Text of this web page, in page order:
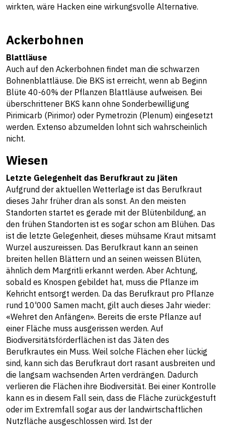
wirkten, wäre Hacken eine wirkungsvolle Alternative.
Ackerbohnen
Blattläuse
Auch auf den Ackerbohnen findet man die schwarzen
Bohnenblattläuse. Die BKS ist erreicht, wenn ab Beginn
Blüte 40-60% der Pflanzen Blattläuse aufweisen. Bei
überschrittener BKS kann ohne Sonderbewilligung
Pirimicarb (Pirimor) oder Pymetrozin (Plenum) eingesetzt
werden. Extenso abzumelden lohnt sich wahrscheinlich
nicht.
Wiesen
Letzte Gelegenheit das Berufkraut zu jäten
Aufgrund der aktuellen Wetterlage ist das Berufkraut
dieses Jahr früher dran als sonst. An den meisten
Standorten startet es gerade mit der Blütenbildung, an
den frühen Standorten ist es sogar schon am Blühen. Das
ist die letzte Gelegenheit, dieses mühsame Kraut mitsamt
Wurzel auszureissen. Das Berufkraut kann an seinen
breiten hellen Blättern und an seinen weissen Blüten,
ähnlich dem Margritli erkannt werden. Aber Achtung,
sobald es Knospen gebildet hat, muss die Pflanze im
Kehricht entsorgt werden. Da das Berufkraut pro Pflanze
rund 10'000 Samen macht, gilt auch dieses Jahr wieder:
«Wehret den Anfängen». Bereits die erste Pflanze auf
einer Fläche muss ausgerissen werden. Auf
Biodiversitätsförderflächen ist das Jäten des
Berufkrautes ein Muss. Weil solche Flächen eher lückig
sind, kann sich das Berufkraut dort rasant ausbreiten und
die langsam wachsenden Arten verdrängen. Dadurch
verlieren die Flächen ihre Biodiversität. Bei einer Kontrolle
kann es in diesem Fall sein, dass die Fläche zurückgestuft
oder im Extremfall sogar aus der landwirtschaftlichen
Nutzfläche ausgeschlossen wird. Ist der